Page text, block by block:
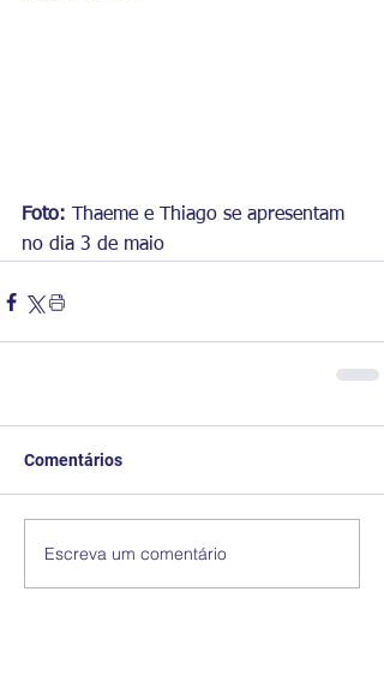
Foto:
Thaeme e Thiago se apresentam
no dia 3 de maio
Comentários
Escreva um comentário